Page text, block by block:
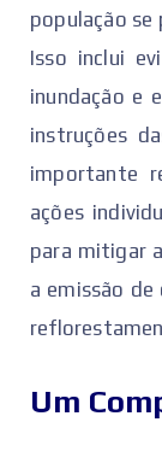
população
Isso inclui
inundação e
instruções
importante
ações
para mitigar
a emissão
Um